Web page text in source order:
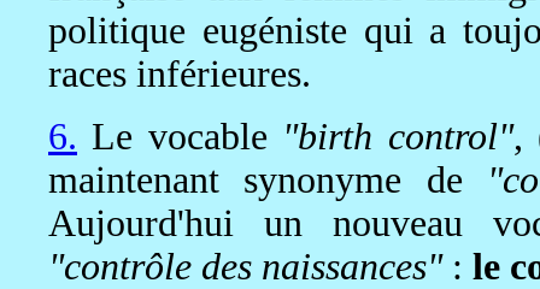
politique eugéniste qui a
races inférieures.
6. Le vocable "birth control",
maintenant synonyme de
Aujourd'hui un nouveau
"contrôle des naissances": le